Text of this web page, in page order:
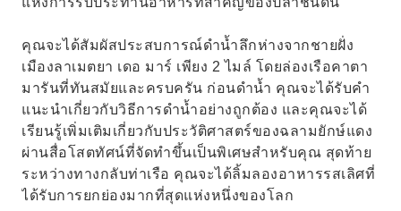
คุณจะได้สัมผัสประสบการณ์ดำน้ำลึกห่างจากชายฝั่ง
เมืองลาเมตยา เดอ มาร์ เพียง 2 ไมล์ โดยล่องเรือคาตา
มารันที่ทันสมัยและครบครัน ก่อนดำน้ำ คุณจะได้รับคำ
แนะนำเกี่ยวกับวิธีการดำน้ำอย่างถูกต้อง และคุณจะได้
เรียนรู้เพิ่มเติมเกี่ยวกับประวัติศาสตร์ของฉลามยักษ์แดง
ผ่านสื่อโสตทัศน์ที่จัดทำขึ้นเป็นพิเศษสำหรับคุณ สุดท้าย
ระหว่างทางกลับท่าเรือ คุณจะได้ลิ้มลองอาหารรสเลิศที่
ได้รับการยกย่องมากที่สุดแห่งหนึ่งของโลก